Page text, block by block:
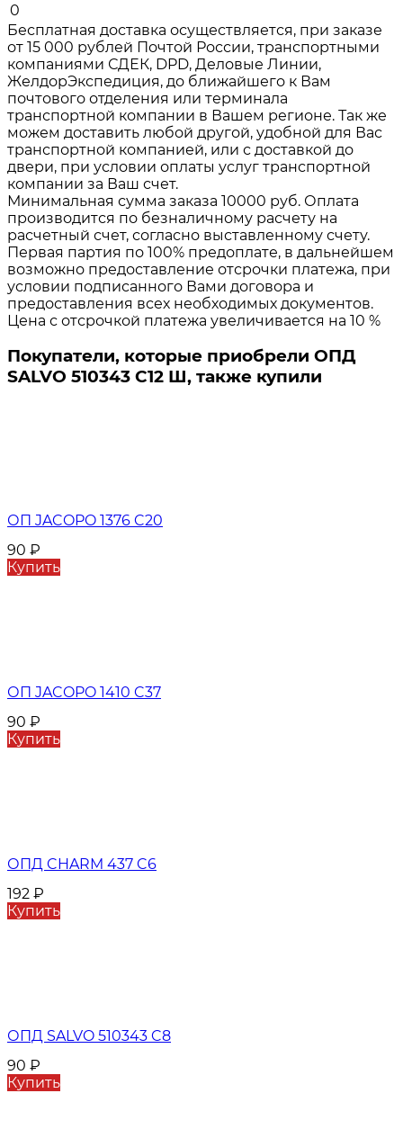
0
Бесплатная доставка осуществляется, при заказе
от 15 000 рублей Почтой России, транспортными
компаниями СДЕК, DPD, Деловые Линии,
ЖелдорЭкспедиция, до ближайшего к Вам
почтового отделения или терминала
транспортной компании в Вашем регионе. Так же
можем доставить любой другой, удобной для Вас
транспортной компанией, или с доставкой до
двери, при условии оплаты услуг транспортной
компании за Ваш счет.
Минимальная сумма заказа 10000 руб. Оплата
производится по безналичному расчету на
расчетный счет, согласно выставленному счету.
Первая партия по 100% предоплате, в дальнейшем
возможно предоставление отсрочки платежа, при
условии подписанного Вами договора и
предоставления всех необходимых документов.
Цена с отсрочкой платежа увеличивается на 10 %
Покупатели, которые приобрели ОПД
SALVO 510343 C12 Ш, также купили
ОП JACOPO 1376 C20
90 ₽
Купить
ОП JACOPO 1410 C37
90 ₽
Купить
ОПД CHARM 437 C6
192 ₽
Купить
ОПД SALVO 510343 C8
90 ₽
Купить